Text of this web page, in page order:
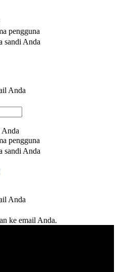
pengguna
sandi Anda
Anda
Anda
pengguna
sandi Anda
Anda
ke email Anda.